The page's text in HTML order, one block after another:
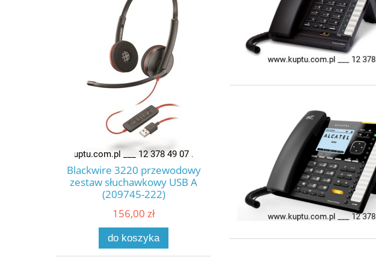
Blackwire 3220 przewodowy
zestaw słuchawkowy USB A
(209745-222)
156,00 zł
do koszyka